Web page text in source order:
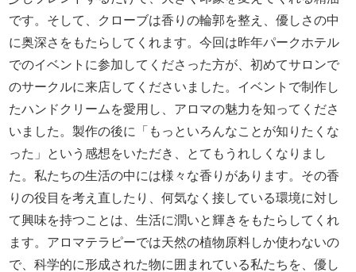
です。そして、クローブは香りの輪郭を整え、優しさの中
に奥深さをもたらしてくれます。今回は昨年パークホテル
でのイベントに参加してくださった方が、初めてサロンで
のサークルに来店してくださいました。イベントで制作し
たハンドクリームを愛用し、アロマの魅力を知ってくださ
いました。製作の後に「もっといろんなことが知りたくな
った」という感想をいただき、とてもうれしくなりまし
た。私たちの生活の中には様々な香りがあります。その香
りの役目を考え直したり、何気なく接している環境に対し
て興味を持つことは、生活に潤いと輝きをもたらしてくれ
ます。アロマテラピーでは天然の植物原料しか使わないの
で、科学的に形成された物に囲まれている私たちを、優し